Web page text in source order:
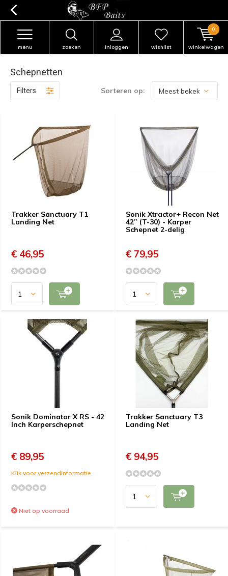
zoeken inloggen
menu wishlist winkelwagen
0
Schepnetten
Filters Sorteren op:
Trakker Sanctuary T1
Landing Net
€ 46,95
Sonik Xtractor+ Recon Net
42” (T-30) - Karper
Schepnet 2-delig
€ 79,95
Sonik Dominator X RS - 42
Inch Karperschepnet
€ 89,95
Klik voor verzendinformatie
Niet op voorraad
Trakker Sanctuary T3
Landing Net
€ 94,95